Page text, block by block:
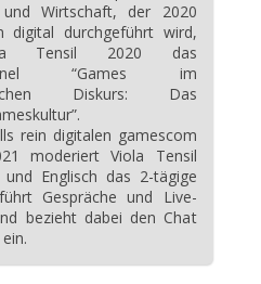
und Wirtschaft, der 2020
digital durchgeführt wird,
Tensil 2020 das
“Games im
Diskurs: Das
rein digitalen gamescom
moderiert Viola Tensil
Englisch das 2-tägige
Gespräche und Live-
bezieht dabei den Chat